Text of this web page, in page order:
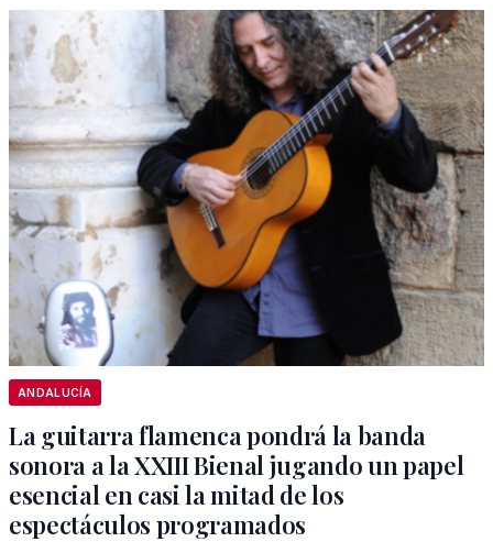
ANDALUCÍA
La guitarra flamenca pondrá la banda
sonora a la XXIII Bienal jugando un papel
esencial en casi la mitad de los
espectáculos programados